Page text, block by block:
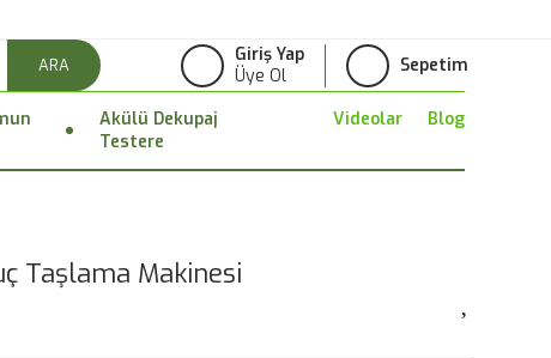
ARA
Giriş Yap
Üye Ol
Sepetim
Akülü Dekupaj
Testere
Videolar Blog
Taşlama Makinesi